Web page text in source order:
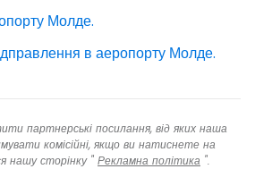
Молде.
в аеропорту Молде.
партнерські посилання, від яких наша
комісійні, якщо ви натиснете на
нашу сторінку " Рекламна політика ".